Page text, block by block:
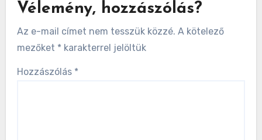
Vélemény, hozzászólás?
Az e-mail címet nem tesszük közzé. A kötelező
mezőket * karakterrel jelöltük
Hozzászólás *